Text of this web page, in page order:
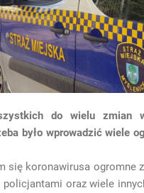
do wielu
było wprowadzić wiele
się koronawirusa ogromne
oraz wiele